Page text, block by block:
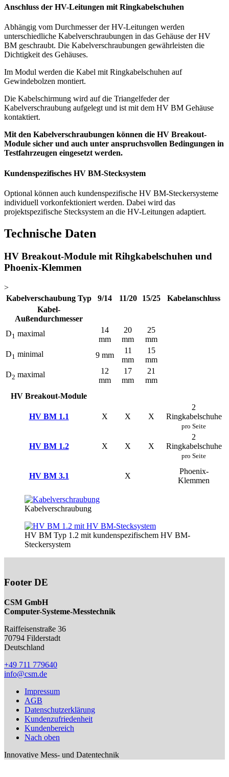
Anschluss der HV-Leitungen mit Ringkabelschuhen
Abhängig vom Durchmesser der HV-Leitungen werden
unterschiedliche Kabelverschraubungen in das Gehäuse der HV
BM geschraubt. Die Kabelverschraubungen gewährleisten die
Dichtigkeit des Gehäuses.
Im Modul werden die Kabel mit Ringkabelschuhen auf
Gewindebolzen montiert.
Die Kabelschirmung wird auf die Triangelfeder der
Kabelverschraubung aufgelegt und ist mit dem HV BM Gehäuse
kontaktiert.
Mit den Kabelverschraubungen können die HV Breakout-
Module sicher und auch unter anspruchsvollen Bedingungen in
Testfahrzeugen eingesetzt werden.
Kundenspezifisches HV BM-Stecksystem
Optional können auch kundenspezifische HV BM-Steckersysteme
individuell vorkonfektioniert werden. Dabei wird das
projektspezifische Stecksystem an die HV-Leitungen adaptiert.
Technische Daten
HV Breakout-Module mit Rihgkabelschuhen und
Phoenix-Klemmen
>
Kabelverschaubung Typ
9/14 11/20 15/25
Kabelanschluss
Kabel-
Außendurchmesser
D1 maximal
14
mm
20
mm
25
mm
D1 minimal 9 mm
11
mm
15
mm
D2 maximal
12
mm
17
mm
21
mm
HV Breakout-Module
HV BM 1.1 X X X
2
Ringkabelschuhe
pro Seite
HV BM 1.2 X X X
2
Ringkabelschuhe
pro Seite
HV BM 3.1 X
Phoenix-
Klemmen
Kabelverschraubung
HV BM Typ 1.2 mit kundenspezifischem HV BM-
Steckersystem
Footer DE
CSM GmbH
Computer-Systeme-Messtechnik
Raiffeisenstraße 36
70794 Filderstadt
Deutschland
+49 711 779640
info@csm.de
Impressum
AGB
Datenschutzerklärung
Kundenzufriedenheit
Kundenbereich
Nach oben
Innovative Mess- und Datentechnik